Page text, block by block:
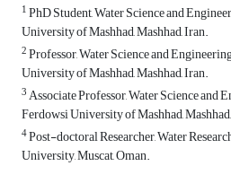
1PhD Student, Water Science and
University of Mashhad, Mashhad, Iran.
2Professor, Water Science and
University of Mashhad, Mashhad, Iran.
3Associate Professor, Water Science and
Ferdowsi University of Mashhad,
4Post-doctoral Researcher, Water
University, Muscat, Oman.